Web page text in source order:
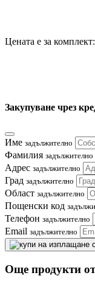
Цената е за
Закупуване чрез
Име задължително
Фамилия задължително
Адрес задължително
Град задължително
Област задължително
Пощенски код
Телефон задължително
Email задължително
Още продукти